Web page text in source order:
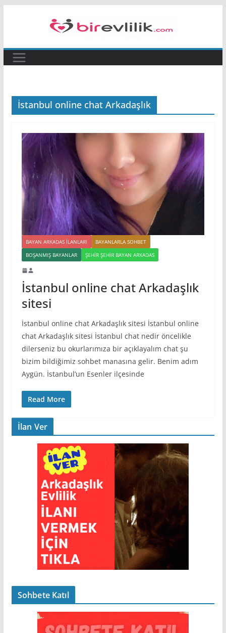
İstanbul online chat Arkadaşlık
BAYAN ARKADAS ILANLARI
BAYANLARLA SOHBET
BOŞANMIŞ BAYANLAR
ŞEHIR ŞEHIR BAYAN ARKADAS
İstanbul online chat Arkadaşlık
sitesi
İstanbul online chat Arkadaşlık sitesi İstanbul online
chat Arkadaşlık sitesi İstanbul chat nedir öncelikle
dilerseniz bu okurlarımıza bir açıklayalım chat şu
bizim bildiğimiz sohbet manasına gelir. Benim adım
Aygün. İstanbul’un Esenler ilçesinde
Read More
İlan Ver
Sohbete Katıl